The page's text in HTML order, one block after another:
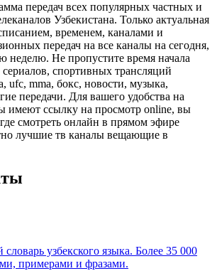
передач всех популярных частных и
Узбекистана. Только актуальная
временем, каналами и
передач на все каналы на сегодня,
неделю. Не пропустите время начала
спортивных трансляций
ufc, mma, бокс, новости, музыка,
передачи. Для вашего удобства на
имеют ссылку на просмотр online, вы
где смотреть онлайн в прямом эфире
лучшие тв каналы вещающие в
узбекского языка. Более 35 000
примерами и фразами.